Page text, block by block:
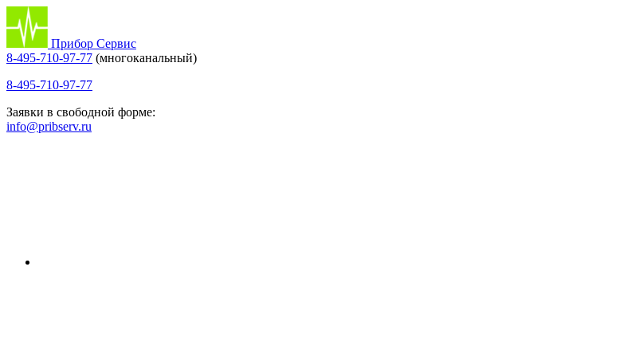
Прибор Сервис
8-495-710-97-77 (многоканальный)
8-495-710-97-77
Заявки в свободной форме:
info@pribserv.ru